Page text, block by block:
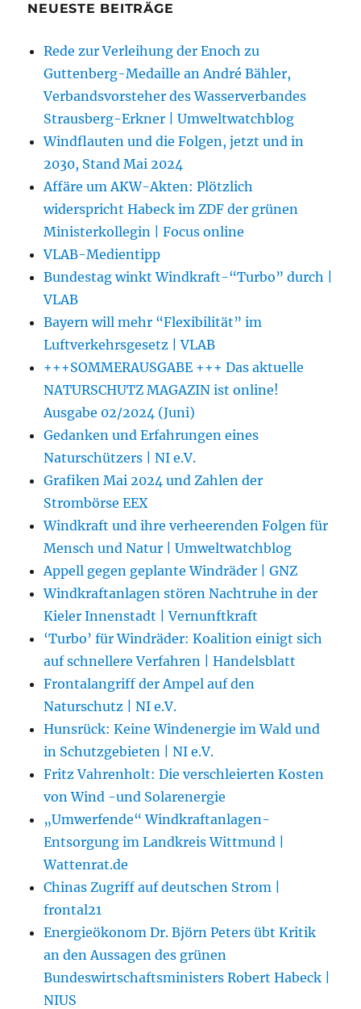
NEUESTE BEITRÄGE
Rede zur Verleihung der Enoch zu
Guttenberg-Medaille an André Bähler,
Verbandsvorsteher des Wasserverbandes
Strausberg-Erkner | Umweltwatchblog
Windflauten und die Folgen, jetzt und in
2030, Stand Mai 2024
Affäre um AKW-Akten: Plötzlich
widerspricht Habeck im ZDF der grünen
Ministerkollegin | Focus online
VLAB-Medientipp
Bundestag winkt Windkraft-“Turbo” durch |
VLAB
Bayern will mehr “Flexibilität” im
Luftverkehrsgesetz | VLAB
+++SOMMERAUSGABE +++ Das aktuelle
NATURSCHUTZ MAGAZIN ist online!
Ausgabe 02/2024 (Juni)
Gedanken und Erfahrungen eines
Naturschützers | NI e.V.
Grafiken Mai 2024 und Zahlen der
Strombörse EEX
Windkraft und ihre verheerenden Folgen für
Mensch und Natur | Umweltwatchblog
Appell gegen geplante Windräder | GNZ
Windkraftanlagen stören Nachtruhe in der
Kieler Innenstadt | Vernunftkraft
‘Turbo’ für Windräder: Koalition einigt sich
auf schnellere Verfahren | Handelsblatt
Frontalangriff der Ampel auf den
Naturschutz | NI e.V.
Hunsrück: Keine Windenergie im Wald und
in Schutzgebieten | NI e.V.
Fritz Vahrenholt: Die verschleierten Kosten
von Wind -und Solarenergie
„Umwerfende“ Windkraftanlagen-
Entsorgung im Landkreis Wittmund |
Wattenrat.de
Chinas Zugriff auf deutschen Strom |
frontal21
Energieökonom Dr. Björn Peters übt Kritik
an den Aussagen des grünen
Bundeswirtschaftsministers Robert Habeck |
NIUS